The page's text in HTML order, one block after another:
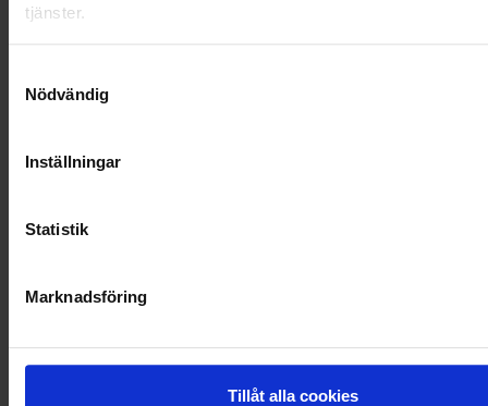
tjänster.
Nödvändig
Inställningar
Statistik
Marknadsföring
Tillåt alla cookies
SOCIALT ANSVAR